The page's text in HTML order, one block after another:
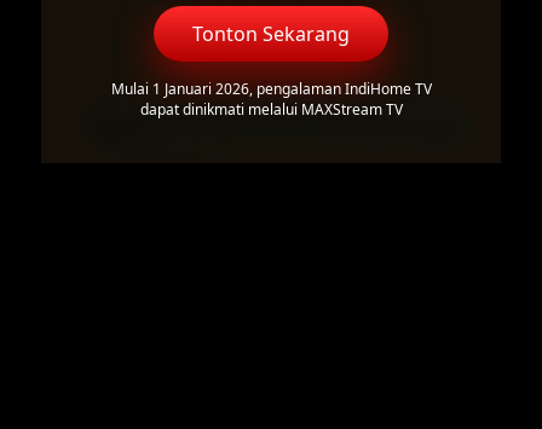
Tonton Sekarang
Mulai 1 Januari 2026, pengalaman IndiHome TV
dapat dinikmati melalui MAXStream TV